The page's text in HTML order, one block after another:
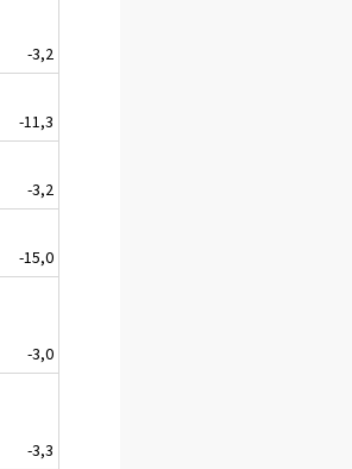
-3,2
-11,3
-3,2
-15,0
-3,0
-3,3